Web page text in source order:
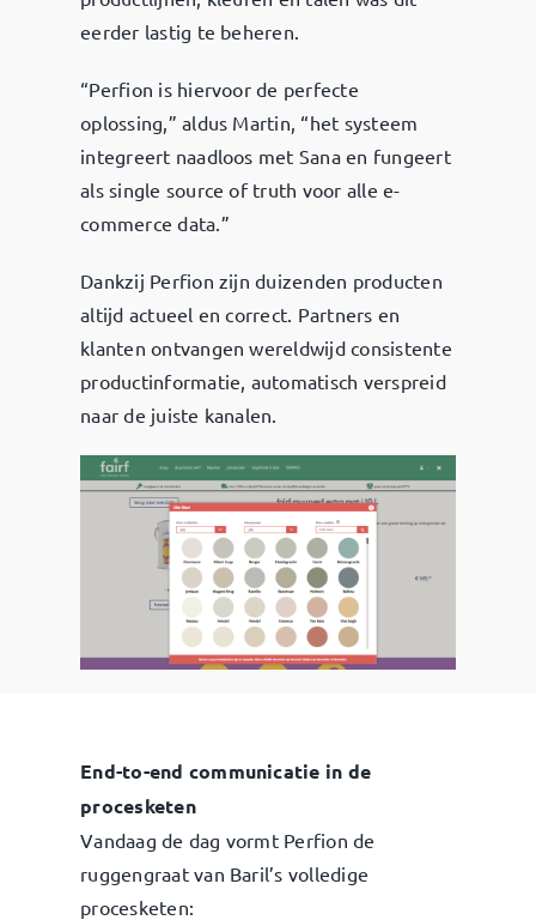
eerder lastig te beheren.
“Perfion is hiervoor de perfecte
oplossing,” aldus Martin, “het systeem
integreert naadloos met Sana en fungeert
als single source of truth voor alle e-
commerce data.”
Dankzij Perfion zijn duizenden producten
altijd actueel en correct. Partners en
klanten ontvangen wereldwijd consistente
productinformatie, automatisch verspreid
naar de juiste kanalen.
End-to-end communicatie in de
procesketen
Vandaag de dag vormt Perfion de
ruggengraat van Baril’s volledige
procesketen: